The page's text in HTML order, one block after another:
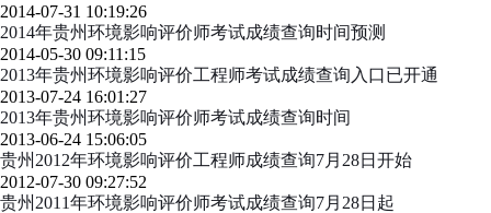
2014-07-31 10:19:26
2014年贵州环境影响评价师考试成绩查询时间预测
2014-05-30 09:11:15
2013年贵州环境影响评价工程师考试成绩查询入口已开通
2013-07-24 16:01:27
2013年贵州环境影响评价师考试成绩查询时间
2013-06-24 15:06:05
贵州2012年环境影响评价工程师成绩查询7月28日开始
2012-07-30 09:27:52
贵州2011年环境影响评价师考试成绩查询7月28日起